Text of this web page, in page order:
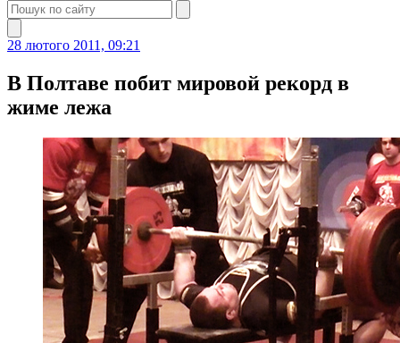
28 лютого 2011, 09:21
В Полтаве побит мировой рекорд в
жиме лежа